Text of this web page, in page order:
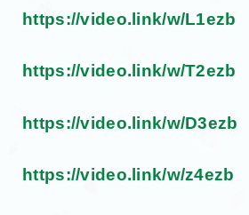
https://video.link/w/L1ezb
https://video.link/w/T2ezb
https://video.link/w/D3ezb
https://video.link/w/z4ezb